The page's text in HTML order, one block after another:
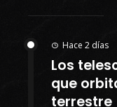
Hace 2 días
Los
que
terrestre